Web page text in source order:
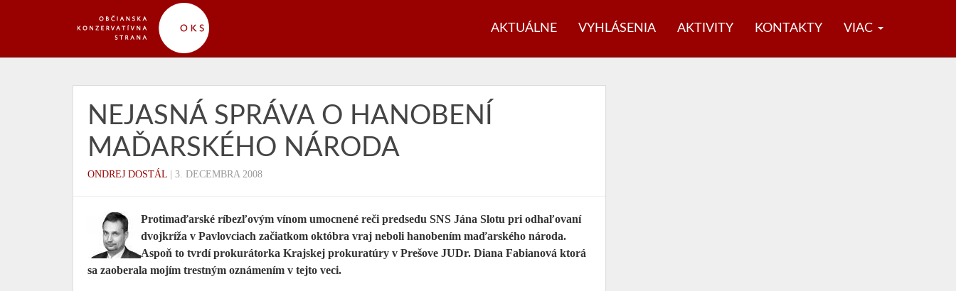
AKTUÁLNE VYHLÁSENIA AKTIVITY KONTAKTY VIAC
NEJASNÁ SPRÁVA O HANOBENÍ
MAĎARSKÉHO NÁRODA
ONDREJ DOSTÁL 3. DECEMBRA 2008
Protimaďarské ríbezľovým vínom umocnené reči predsedu SNS Jána Slotu pri odhaľovaní
dvojkríža v Pavlovciach začiatkom októbra vraj neboli hanobením maďarského národa.
Aspoň to tvrdí prokurátorka Krajskej prokuratúry v Prešove JUDr. Diana Fabianová ktorá
sa zaoberala mojím trestným oznámením v tejto veci.